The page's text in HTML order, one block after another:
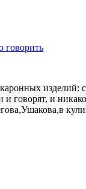
говорить
изделий:
говорят, и